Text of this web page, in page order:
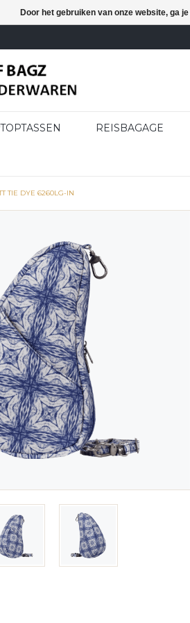
REISBAGAGE
TIE DYE 6260LG-IN
Door het gebruiken van onze website, ga